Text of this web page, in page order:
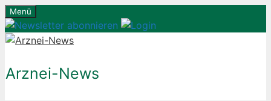
Zum
Inhalt
springen
Menü
Arznei-News